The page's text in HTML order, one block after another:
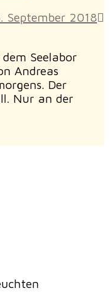
September 2018
Seelabor
Andreas
Der
Nur an der